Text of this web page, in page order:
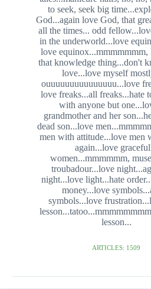
to seek, seek big
God...again love God, that
all the times... odd
in the underworld...love
love equinox...mmmmmmm,
that knowledge thing...don't
love...love myself
ouuuuuuuuuuuuuuu...love
love freaks...all freaks...hate
with anyone but
grandmother and her
dead son...love
men with attitude...love men
again...love
women...mmmmmm,
troubadour...love
night...love light...hate
money...love
symbols...love
lesson...
ARTICLES: 1509